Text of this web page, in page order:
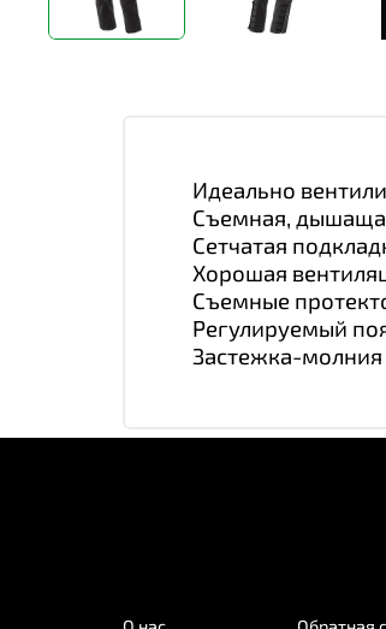
Идеально
Съемная,
Сетчатая
Хорошая
Съемные
Регулируемый
Застежка-молния